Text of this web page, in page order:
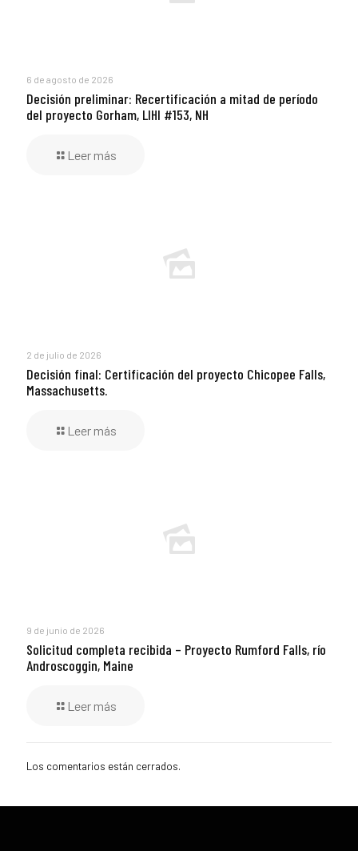
6 de agosto de 2026
Decisión preliminar: Recertificación a mitad de período
del proyecto Gorham, LIHI #153, NH
Leer más
2 de julio de 2026
Decisión final: Certificación del proyecto Chicopee Falls,
Massachusetts.
Leer más
9 de junio de 2026
Solicitud completa recibida – Proyecto Rumford Falls, río
Androscoggin, Maine
Leer más
Los comentarios están cerrados.